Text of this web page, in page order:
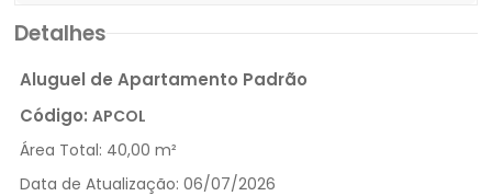
Detalhes
Aluguel de Apartamento Padrão
Código: APCOL
Área Total: 40,00 m²
Data de Atualização: 06/07/2026